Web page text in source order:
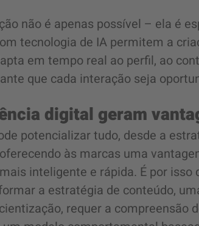
não é apenas possível – ela é
tecnologia de IA permitem a
em tempo real ao perfil, ao
que cada interação seja
digital geram
potencializar tudo, desde a
às marcas uma
inteligente e rápida. É por isso
a estratégia de conteúdo,
requer a compreensão